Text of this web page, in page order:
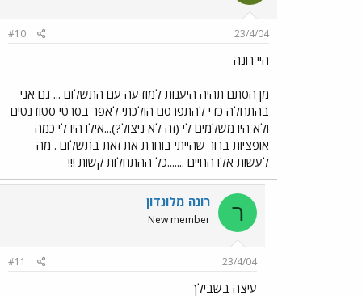
23/4/04
#10
היי רונה
מן הסתם תהיה היענות למודעה עם התשלום ... גם אני
בהתחלה כדי להתפרסם הולכתי לאפר בסרטי סטודנטים
ולא היו משלמים לי (זה לא ניצול?)...אילו היו לי כמה
אופציות ברור שהייתי בוחרת את זאת בתשלום . מה
לעשות אלו החיים .......כל ההתחלות קשות !!!
ר רונה מלונדון
New member
23/4/04
#11
עיצה בשבילך